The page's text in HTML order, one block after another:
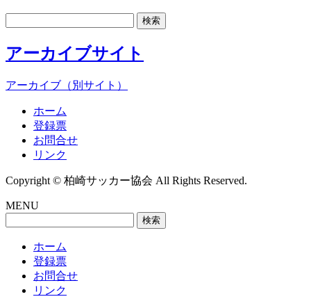
アーカイブサイト
アーカイブ（別サイト）
ホーム
登録票
お問合せ
リンク
Copyright © 柏崎サッカー協会 All Rights Reserved.
MENU
ホーム
登録票
お問合せ
リンク